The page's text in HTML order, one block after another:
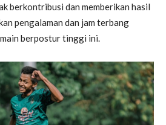
berkontribusi dan memberikan hasil
pengalaman dan jam terbang
berpostur tinggi ini.